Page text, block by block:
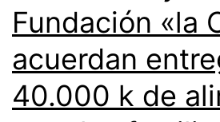
Fundación «la
acuerdan
40.000 k de